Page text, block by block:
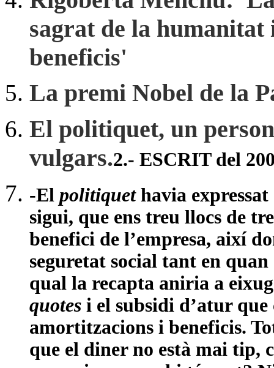
sagrat de la
beneficis'
La premi Nobel de la
El politiquet, un
vulgars.2.- ESCRIT del
-El politiquethavia
sigui, que ens treu llocs de
benefici de l’empresa, així
seguretat social tant en
qual la recapta aniria a
quotes i el subsidi d’atur
amortitzacions i beneficis.
que el diner no està mai tip,